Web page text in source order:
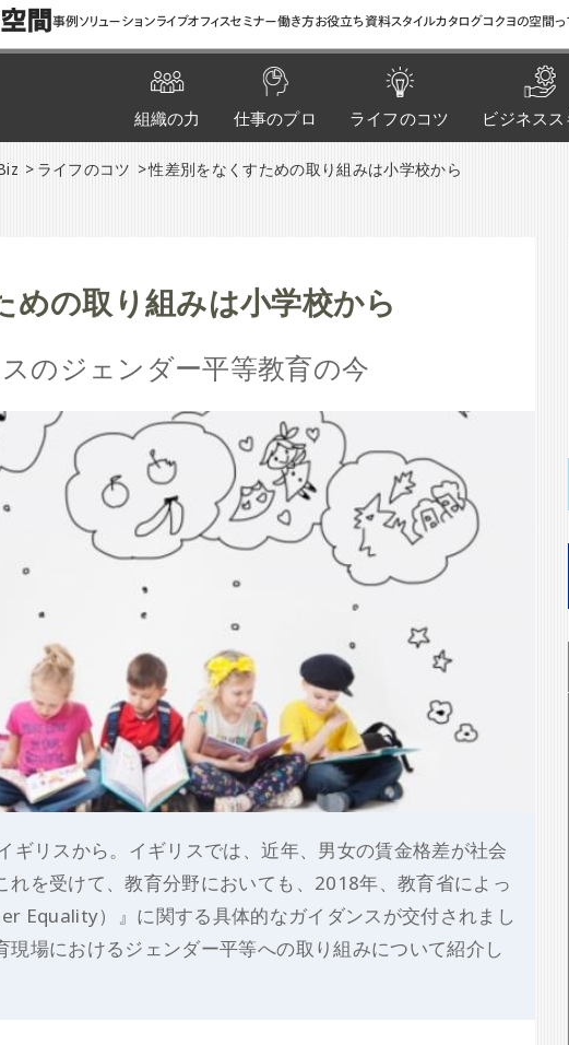
空間事例ソリューションライブオフィスセミナー働き方お役立ち資料スタイルカタログコクヨの空間
組織の力 仕事のプロ ライフのコツ ビジネス
ライフのコツ 性差別をなくすための取り組みは小学校から
めの取り組みは小学校から
のジェンダー平等教育の今
ギリスから。イギリスでは、近年、男女の賃金格差が社会
れを受けて、教育分野においても、2018年、教育省によっ
Equality）』に関する具体的なガイダンスが交付されまし
現場におけるジェンダー平等への取り組みについて紹介し